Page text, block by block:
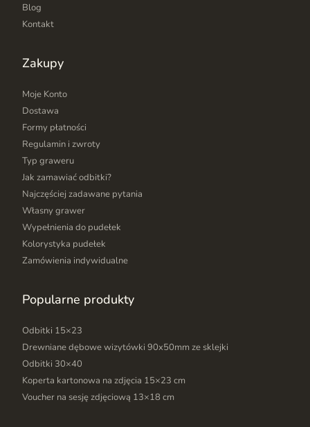
Blog
Kontakt
Zakupy
Moje Konto
Dostawa
Formy płatności
Regulamin i zwroty
Typ graweru
Jak zamawiać odbitki?
Najczęściej zadawane pytania
Własny grawer
Wypełnienia do pudełek
Kolorystyka pudełek
Zamówienia indywidualne
Popularne produkty
Odbitki 15×23
Drewniane dębowe wizytówki 90x50mm ze sklejki
Odbitki 30×40
Koperta kartonowa na zdjęcia 15×23 cm
Voucher na sesję zdjęciową 13×18 cm